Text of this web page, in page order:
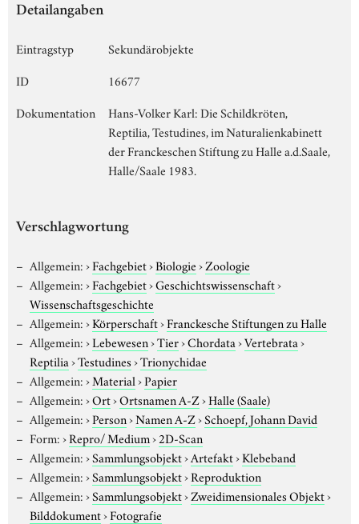
Detailangaben
Eintragstyp
Sekundärobjekte
ID
16677
Dokumentation
Hans-Volker Karl: Die Schildkröten,
Reptilia, Testudines, im Naturalienkabinett
der Franckeschen Stiftung zu Halle a.d.Saale,
Halle/Saale 1983.
Verschlagwortung
Allgemein:›Fachgebiet›Biologie›Zoologie
Allgemein:›Fachgebiet›Geschichtswissenschaft›
Wissenschaftsgeschichte
Allgemein:›Körperschaft›Franckesche Stiftungen zu Halle
Allgemein:›Lebewesen›Tier›Chordata›Vertebrata›
Reptilia›Testudines›Trionychidae
Allgemein:›Material›Papier
Allgemein:›Ort›Ortsnamen A-Z›Halle (Saale)
Allgemein:›Person›Namen A-Z›Schoepf, Johann David
Form:›Repro/ Medium›2D-Scan
Allgemein:›Sammlungsobjekt›Artefakt›Klebeband
Allgemein:›Sammlungsobjekt›Reproduktion
Allgemein:›Sammlungsobjekt›Zweidimensionales Objekt›
Bilddokument›Fotografie